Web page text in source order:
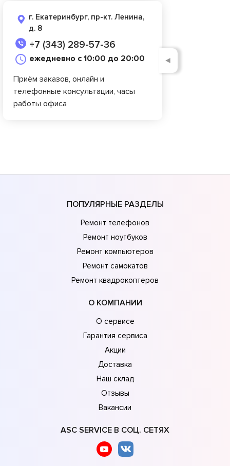
г. Екатеринбург, пр-кт. Ленина,
д. 8
+7 (343) 289-57-36
ежедневно с 10:00 до 20:00
Приём заказов, онлайн и
телефонные консультации, часы
работы офиса
◄
ПОПУЛЯРНЫЕ РАЗДЕЛЫ
Ремонт телефонов
Ремонт ноутбуков
Ремонт компьютеров
Ремонт самокатов
Ремонт квадрокоптеров
О КОМПАНИИ
О сервисе
Гарантия сервиса
Акции
Доставка
Наш склад
Отзывы
Вакансии
ASC SERVICE В СОЦ. СЕТЯХ